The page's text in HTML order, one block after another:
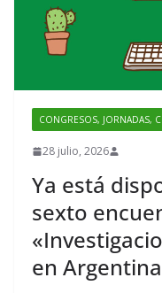
CONGRESOS, JORNADAS,
28 julio, 2026
Ya está
sexto
en